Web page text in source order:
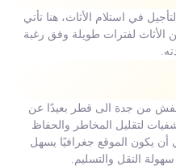
في استلام الأثاث، هنا تأتي
الأثاث لفترات طويلة وفق رغبة
من جدة الى قطر بعيدًا عن
لتقليل المخاطر والحفاظ
يكون الموقع جغرافيًا يسهل
النقل والتسليم.